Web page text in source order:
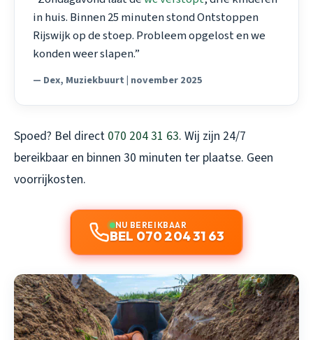
in huis. Binnen 25 minuten stond Ontstoppen
Rijswijk op de stoep. Probleem opgelost en we
konden weer slapen.”
— Dex, Muziekbuurt | november 2025
Spoed? Bel direct 070 204 31 63. Wij zijn 24/7
bereikbaar en binnen 30 minuten ter plaatse. Geen
voorrijkosten.
NU BEREIKBAAR
BEL 070 204 31 63